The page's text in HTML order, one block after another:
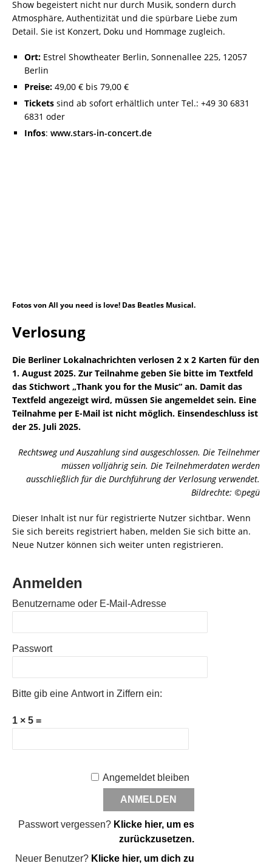
Show begeistert nicht nur durch Musik, sondern durch
Atmosphäre, Authentizität und die spürbare Liebe zum
Detail. Sie ist Konzert, Doku und Hommage zugleich.
Ort: Estrel Showtheater Berlin, Sonnenallee 225, 12057
Berlin
Preise: 49,00 € bis 79,00 €
Tickets sind ab sofort erhältlich unter Tel.: +49 30 6831
6831 oder
Infos: www.stars-in-concert.de
Fotos von All you need is love! Das Beatles Musical.
Verlosung
Die Berliner Lokalnachrichten verlosen 2 x 2 Karten für den
1. August 2025. Zur Teilnahme geben Sie bitte im Textfeld
das Stichwort „Thank you for the Music“ an. Damit das
Textfeld angezeigt wird, müssen Sie angemeldet sein. Eine
Teilnahme per E-Mail ist nicht möglich. Einsendeschluss ist
der 25. Juli 2025.
Rechtsweg und Auszahlung sind ausgeschlossen. Die Teilnehmer
müssen volljährig sein. Die Teilnehmerdaten werden
ausschließlich für die Durchführung der Verlosung verwendet.
Bildrechte: ©pegü
Dieser Inhalt ist nur für registrierte Nutzer sichtbar. Wenn
Sie sich bereits registriert haben, melden Sie sich bitte an.
Neue Nutzer können sich weiter unten registrieren.
Anmelden
Benutzername oder E-Mail-Adresse
Passwort
Bitte gib eine Antwort in Ziffern ein:
1 × 5 =
Angemeldet bleiben
Passwort vergessen? Klicke hier, um es
zurückzusetzen.
Neuer Benutzer? Klicke hier, um dich zu